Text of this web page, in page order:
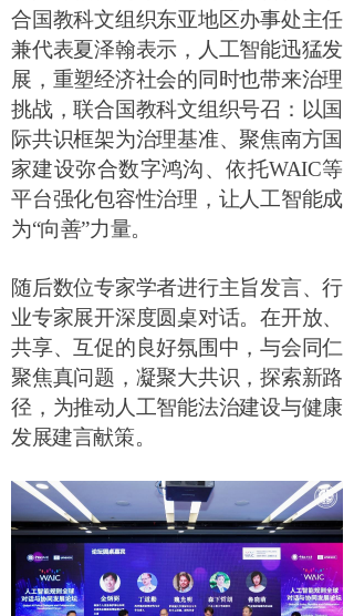
合国教科文组织东亚地区办事处主任
兼代表夏泽翰表示，人工智能迅猛发
展，重塑经济社会的同时也带来治理
挑战，联合国教科文组织号召：以国
际共识框架为治理基准、聚焦南方国
家建设弥合数字鸿沟、依托WAIC等
平台强化包容性治理，让人工智能成
为“向善”力量。
随后数位专家学者进行主旨发言、行
业专家展开深度圆桌对话。在开放、
共享、互促的良好氛围中，与会同仁
聚焦真问题，凝聚大共识，探索新路
径，为推动人工智能法治建设与健康
发展建言献策。